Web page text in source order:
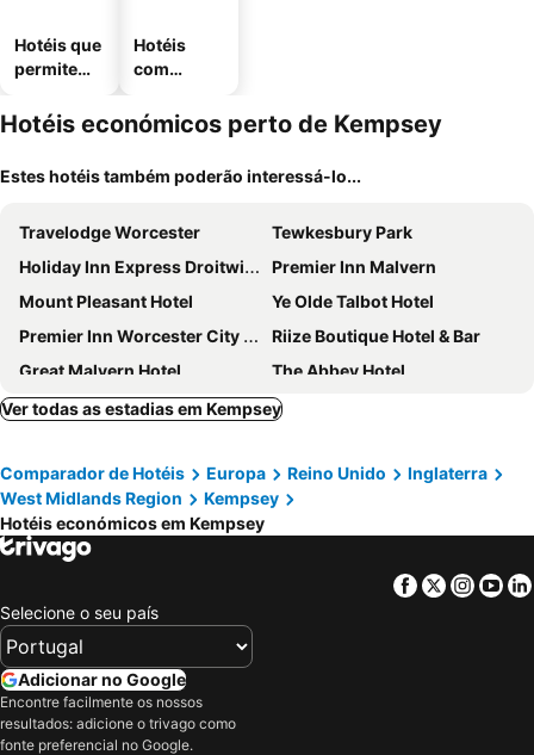
Hotéis que
permitem
Hotéis
com
mento
Hotéis económicos perto de Kempsey
Estes hotéis também poderão interessá-lo...
Travelodge Worcester
Tewkesbury Park
Holiday Inn Express Droitwich Spa by IHG
Premier Inn Malvern
Mount Pleasant Hotel
Ye Olde Talbot Hotel
Premier Inn Worcester City Centre
Riize Boutique Hotel & Bar
Great Malvern Hotel
The Abbey Hotel
The Bell Inn
Days Inn by Wyndham Tewkesbury Strensham
The Wood Norton
Bell Hotel
Ver todas as estadias em Kempsey
Comparador de Hotéis Europa Reino Unido
Inglaterra
West Midlands Region
Kempsey
Hotéis económicos em Kempsey
Facebook
Twitter
Selecione o seu país
Adicionar no Google
Encontre facilmente os nossos
resultados: adicione o trivago como
fonte preferencial no Google.